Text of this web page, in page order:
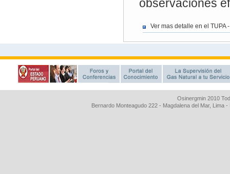
Osinergmin 2010
Bernardo Monteagudo 222 - Magdalena del Mar, Lima